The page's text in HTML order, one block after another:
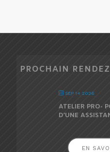
PROCHAIN
SEP 14 2026
ATELIER PRO-
D’UNE
EN